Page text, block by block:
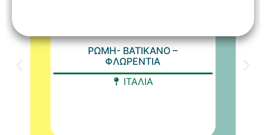
ΡΩΜΗ- ΒΑΤΙΚΑΝΟ –
ΦΛΩΡΕΝΤΙΑ
ΙΤΑΛΙΑ